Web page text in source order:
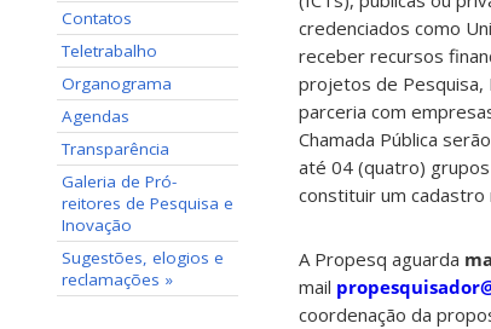
Contatos
Teletrabalho
Organograma
Agendas
Transparência
Galeria de Pró-
reitores de Pesquisa e
Inovação
Sugestões, elogios e
reclamações »
credenciados como
receber recursos
projetos de Pesquisa,
parceria com
Chamada Pública
até 04 (quatro)
constituir um cadastro
A Propesq aguarda
mail
coordenação da